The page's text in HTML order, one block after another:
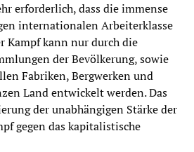
erforderlich, dass die immense
internationalen Arbeiterklasse
Kampf kann nur durch die
der Bevölkerung, sowie
Fabriken, Bergwerken und
Land entwickelt werden. Das
der unabhängigen Stärke der
gegen das kapitalistische